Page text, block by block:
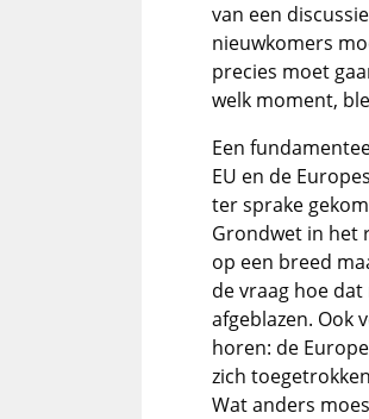
van een
nieuwkomers
precies moet
welk moment,
Een
EU en de
ter sprake
Grondwet in het
op een breed
de vraag hoe
afgeblazen. Ook
horen: de
zich
Wat anders